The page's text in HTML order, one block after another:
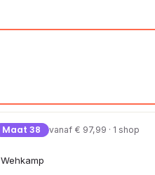
Maat 38 vanaf € 97,99 · 1 shop
Wehkamp